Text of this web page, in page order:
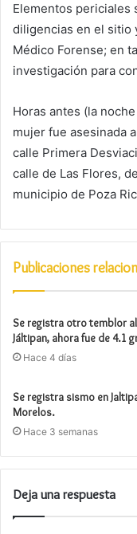
Elementos periciales
diligencias en el sitio
Médico Forense; en
investigación para
Horas antes (la
mujer fue asesinada
calle Primera
calle de Las Flores,
municipio de Poza
Publicaciones
Se registra otro temblor
Jáltipan, ahora fue de 4.1
Hace 4 días
Se registra sismo en
Morelos.
Hace 3 semanas
Deja una respuesta